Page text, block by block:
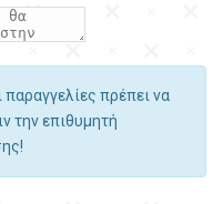
παραγγελίες πρέπει να
την επιθυμητή